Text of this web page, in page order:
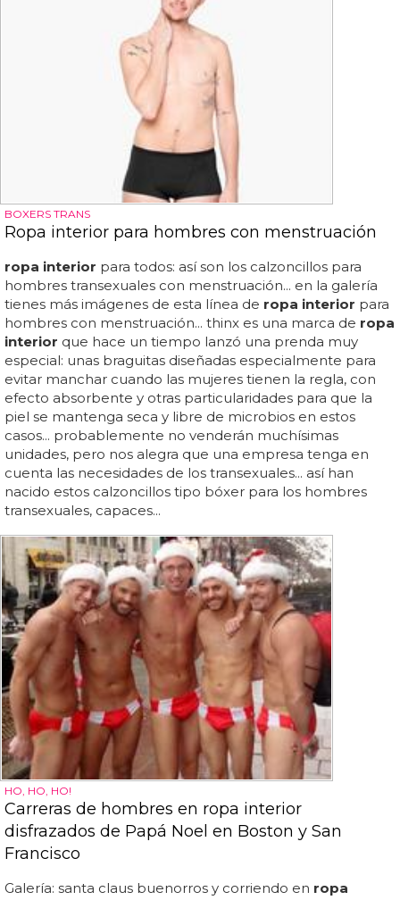
BOXERS TRANS
Ropa interior para hombres con menstruación
ropa interior para todos: así son los calzoncillos para
hombres transexuales con menstruación... en la galería
tienes más imágenes de esta línea de ropa interior para
hombres con menstruación... thinx es una marca de ropa
interior que hace un tiempo lanzó una prenda muy
especial: unas braguitas diseñadas especialmente para
evitar manchar cuando las mujeres tienen la regla, con
efecto absorbente y otras particularidades para que la
piel se mantenga seca y libre de microbios en estos
casos... probablemente no venderán muchísimas
unidades, pero nos alegra que una empresa tenga en
cuenta las necesidades de los transexuales... así han
nacido estos calzoncillos tipo bóxer para los hombres
transexuales, capaces...
HO, HO, HO!
Carreras de hombres en ropa interior
disfrazados de Papá Noel en Boston y San
Francisco
Galería: santa claus buenorros y corriendo en ropa